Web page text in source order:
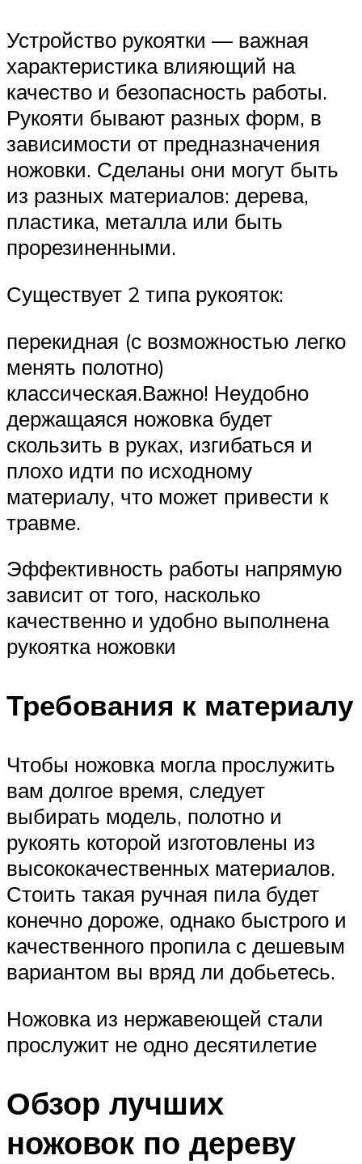
Устройство рукоятки — важная
характеристика влияющий на
качество и безопасность работы.
Рукояти бывают разных форм, в
зависимости от предназначения
ножовки. Сделаны они могут быть
из разных материалов: дерева,
пластика, металла или быть
прорезиненными.
Существует 2 типа рукояток:
перекидная (с возможностью легко
менять полотно)
классическая.Важно! Неудобно
держащаяся ножовка будет
скользить в руках, изгибаться и
плохо идти по исходному
материалу, что может привести к
травме.
Эффективность работы напрямую
зависит от того, насколько
качественно и удобно выполнена
рукоятка ножовки
Требования к материалу
Чтобы ножовка могла прослужить
вам долгое время, следует
выбирать модель, полотно и
рукоять которой изготовлены из
высококачественных материалов.
Стоить такая ручная пила будет
конечно дороже, однако быстрого и
качественного пропила с дешевым
вариантом вы вряд ли добьетесь.
Ножовка из нержавеющей стали
прослужит не одно десятилетие
Обзор лучших
ножовок по дереву